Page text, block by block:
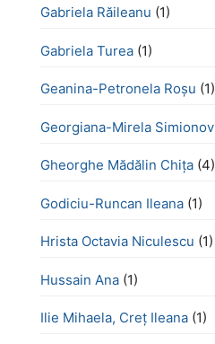
Gabriela Răileanu (1)
Gabriela Turea (1)
Geanina-Petronela Roșu (1)
Georgiana-Mirela Simionov
Gheorghe Mădălin Chiţa (4)
Godiciu-Runcan Ileana (1)
Hrista Octavia Niculescu (1)
Hussain Ana (1)
Ilie Mihaela, Creț Ileana (1)